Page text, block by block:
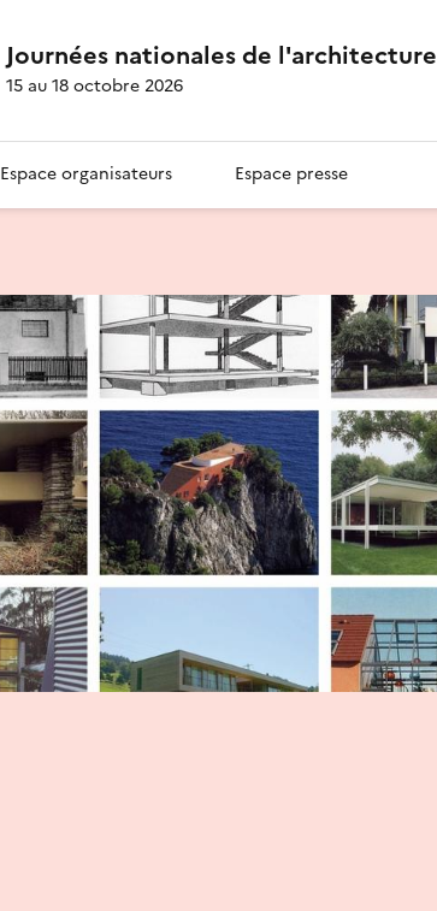
Journées nationales de l'architecture
15 au 18 octobre 2026
Espace organisateurs Espace presse